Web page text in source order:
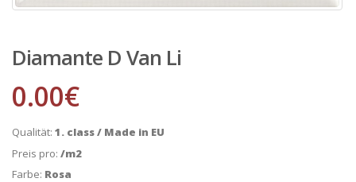
Diamante D Van Li
0.00€
Qualität: 1. class / Made in EU
Preis pro: /m2
Farbe: Rosa